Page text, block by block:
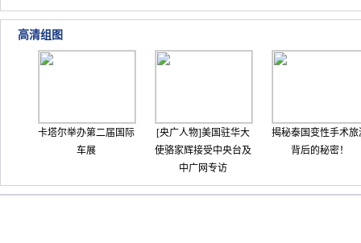
高清组图
卡塔尔举办第二届国际
车展
[央广人物]美国驻华大
使骆家辉接受中央台及
中广网专访
揭秘泰国变性手术旅
背后的秘密！